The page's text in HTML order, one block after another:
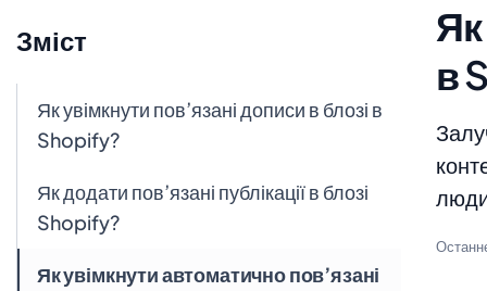
Як
в
Зміст
Як увімкнути пов’язані дописи в блозі в
Shopify?
Як додати пов’язані публікації в блозі
Shopify?
Як увімкнути автоматично пов’язані